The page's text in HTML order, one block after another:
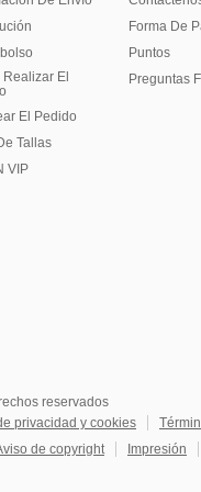
El
El Pedido
Tallas
VIP
Forma De
Puntos
Preguntas
reservados
privacidad y cookies
de copyright Impresión